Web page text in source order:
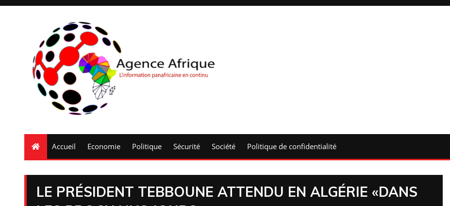
Accueil Economie Politique Sécurité Société Politique de confidentialité
LE PRÉSIDENT TEBBOUNE ATTENDU EN ALGÉRIE «DANS